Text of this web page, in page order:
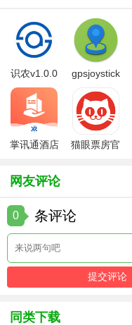
识农v1.0.0
gpsjoystick
掌讯通酒店
猫眼票房官
网友评论
0 条评论
同类下载